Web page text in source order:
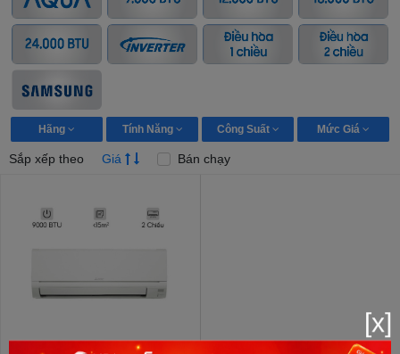
Hãng Tính Năng Công Suất Mức Giá
Sắp xếp theo Giá Bán chạy
[x]